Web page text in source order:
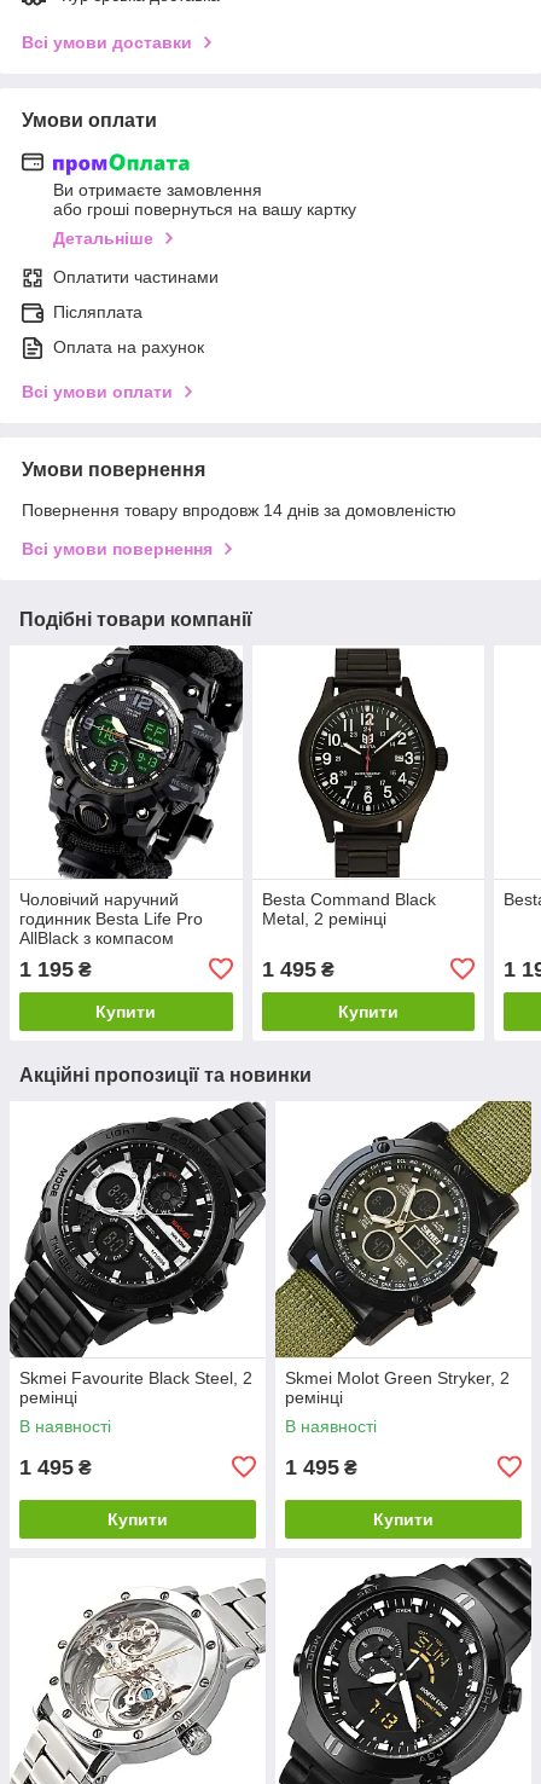
Всі умови доставки
Умови оплати
Ви отримаєте замовлення
або гроші повернуться на вашу картку
Детальніше
Оплатити частинами
Післяплата
Оплата на рахунок
Всі умови оплати
Умови повернення
Повернення товару впродовж 14 днів за домовленістю
Всі умови повернення
Подібні товари компанії
Чоловічий наручний
годинник Besta Life Pro
AllBlack з компасом
1 195 ₴
Купити
Besta Command Black
Metal, 2 ремінці
1 495₴
Купити
1
Акційні пропозиції та новинки
Skmei Favourite Black Steel, 2
ремінці
В наявності
1 495 ₴
Купити
Skmei Molot Green Stryker, 2
ремінці
В наявності
1 495 ₴
Купити